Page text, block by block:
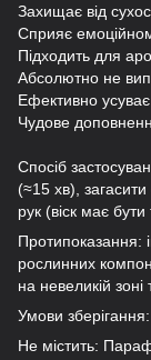
Захищає від
Сприяє
Підходить для
Абсолютно не
Ефективно
Чудове
Спосіб
(≈15 хв),
рук (віск має
Протипоказання:
рослинних
на невеликій зоні
Умови зберігання:
Не містить: